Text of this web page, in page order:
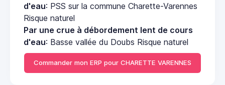
d'eau: PSS sur la commune Charette-Varennes
Risque naturel
Par une crue à débordement lent de cours
d'eau: Basse vallée du Doubs Risque naturel
Commander mon ERP pour CHARETTE VARENNES